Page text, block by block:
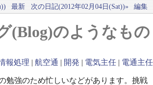
最新 次の日記(2012年02月04日(Sat))» 編集
(Blog)のようなもの
報処理 | 航空通 | 開発 | 電気主任 | 電通主任
勉強のため忙しいなどがあります。挑戦